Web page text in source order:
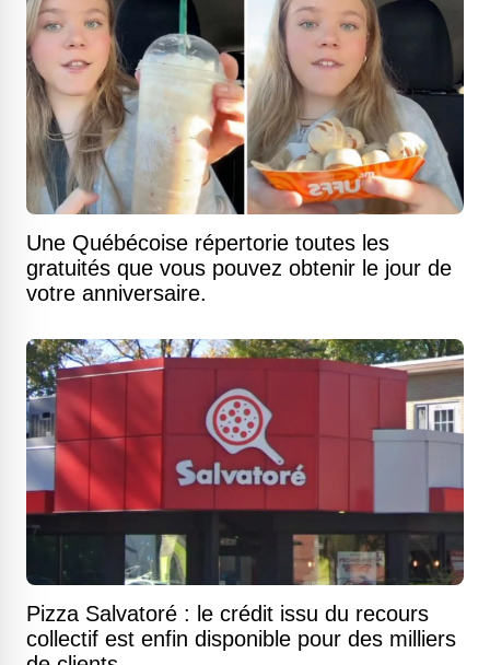
Une Québécoise répertorie toutes les
gratuités que vous pouvez obtenir le jour de
votre anniversaire.
Pizza Salvatoré : le crédit issu du recours
collectif est enfin disponible pour des milliers